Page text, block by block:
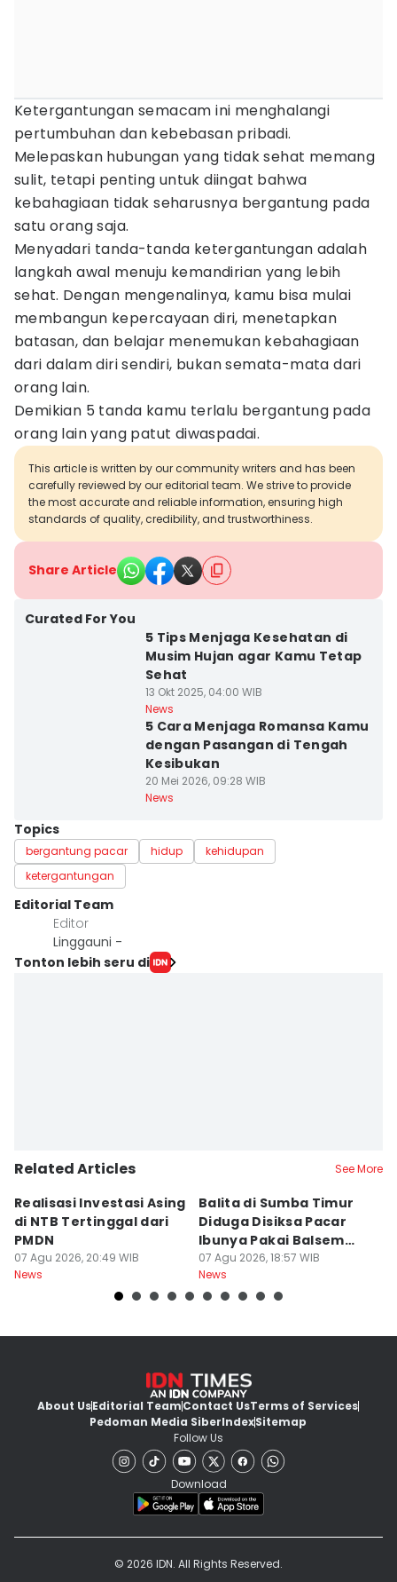
Ketergantungan semacam ini menghalangi
pertumbuhan dan kebebasan pribadi.
Melepaskan hubungan yang tidak sehat memang
sulit, tetapi penting untuk diingat bahwa
kebahagiaan tidak seharusnya bergantung pada
satu orang saja.
Menyadari tanda-tanda ketergantungan adalah
langkah awal menuju kemandirian yang lebih
sehat. Dengan mengenalinya, kamu bisa mulai
membangun kepercayaan diri, menetapkan
batasan, dan belajar menemukan kebahagiaan
dari dalam diri sendiri, bukan semata-mata dari
orang lain.
Demikian 5 tanda kamu terlalu bergantung pada
orang lain yang patut diwaspadai.
This article is written by our community writers and has been
carefully reviewed by our editorial team. We strive to provide
the most accurate and reliable information, ensuring high
standards of quality, credibility, and trustworthiness.
Share Article
Curated For You
5 Tips Menjaga Kesehatan di
Musim Hujan agar Kamu Tetap
Sehat
13 Okt 2025, 04:00 WIB
News
5 Cara Menjaga Romansa Kamu
dengan Pasangan di Tengah
Kesibukan
20 Mei 2026, 09:28 WIB
News
Topics
bergantung pacar hidup
kehidupan
ketergantungan
Editorial Team
Editor
Linggauni -
Tonton lebih seru di
Related Articles See More
Realisasi Investasi Asing
di NTB Tertinggal dari
PMDN
07 Agu 2026, 20:49 WIB
News
Balita di Sumba Timur
Diduga Disiksa Pacar
Ibunya Pakai Balsem
dan Cabai
07 Agu 2026, 18:57 WIB
News
About UsEditorial TeamContact UsTerms of Services
Pedoman Media SiberIndexSitemap
Follow Us
Download
© 2026 IDN. All Rights Reserved.